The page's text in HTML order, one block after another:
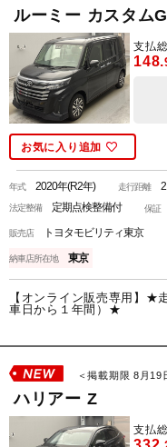
ルーミー カスタムG
支払
148.
お気に入り追加
年式2020年(R2年) 走行距離
法定整備定期点検整備付 保証
販売店トヨタモビリティ東京
納車店所在地東京
【オンライン販売専用】★
車日から１年間）★
＜掲載期限 8月19
ハリアー Z
支払